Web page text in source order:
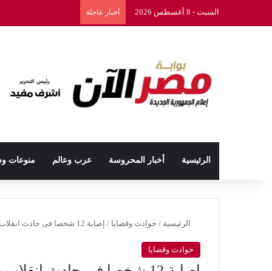
السبت - 8 أغسطس 2026 أخبار عاجلة
الرئيسية أخبار المحروسة عرب وعالم منوعات
الرئيسية / حوادث وقضايا / إصابة 12 شخصا فى حادث انقلاب سيارة عِمالة بالمنوفية
حوادث وقضايا